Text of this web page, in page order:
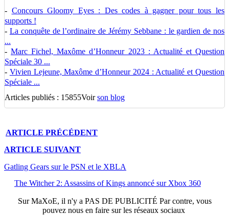
- Concours Gloomy Eyes : Des codes à gagner pour tous les
supports !
- La conquête de l’ordinaire de Jérémy Sebbane : le gardien de nos
...
-Marc Fichel, Maxôme d’Honneur 2023 : Actualité et Question
Spéciale 30 ...
- Vivien Lejeune, Maxôme d’Honneur 2024 : Actualité et Question
Spéciale ...
Articles publiés : 15855Voirson blog
ARTICLE PRÉCÉDENT
ARTICLE SUIVANT
Gatling Gears sur le PSN et le XBLA
The Witcher 2: Assassins of Kings annoncé sur Xbox 360
SurMaXoE, il n'y a PAS DE PUBLICITÉ Par contre, vous
pouvez nous en faire sur les réseaux sociaux